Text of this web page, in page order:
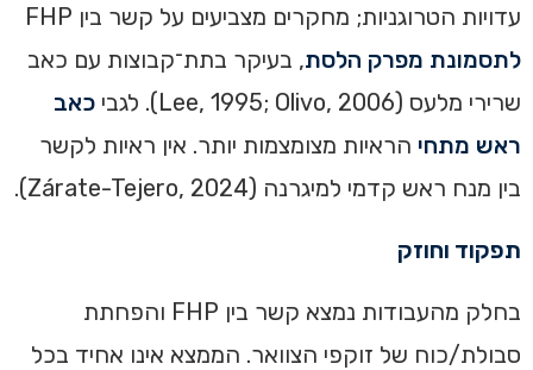
עדויות הטרוגניות; מחקרים מצביעים על קשר בין FHP
לתסמונת מפרק הלסת, בעיקר בתת־קבוצות עם כאב
שרירי מלעס (Lee, 1995; Olivo, 2006). לגבי
כאב
ראש מתחי הראיות מצומצמות יותר. אין ראיות לקשר
בין מנח ראש קדמי למיגרנה (Zárate-Tejero, 2024).
תפקוד וחוזק
בחלק מהעבודות נמצא קשר בין FHP והפחתת
סבולת/כוח של זוקפי הצוואר. הממצא אינו אחיד בכל